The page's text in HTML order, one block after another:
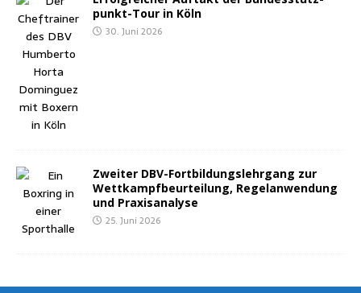
punkt-Tour in Köln
30. Juni 2026
Zwei­ter DBV-Fort­bil­dungs­lehr­gang zur
Wett­kampf­be­ur­tei­lung, Regel­an­wen­dung
und Praxisanalyse
25. Juni 2026